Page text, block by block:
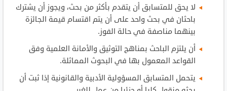
لا يحق للمتسابق أن يتقدم بأكثر من بحث، ويجوز أن يشترك
باحثان في بحث واحد على أن يتم اقتسام قيمة الجائزة
بينهما مناصفة في حالة الفوز.
أن يلتزم الباحث بمناهج التوثيق والأمانة العلمية وفق
القواعد المعمول بها في البحوث المماثلة.
يتحمل المتسابق المسؤولية الأدبية والقانونية إذا ثبت أن